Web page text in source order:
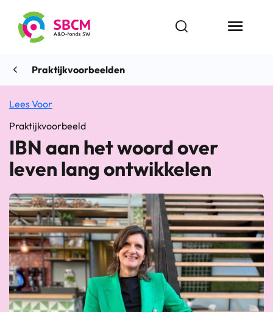
inhoud
Open zoekbalk
Menu
Praktijkvoorbeelden
Lees Voor
Praktijkvoorbeeld
IBN aan het woord over
leven lang ontwikkelen